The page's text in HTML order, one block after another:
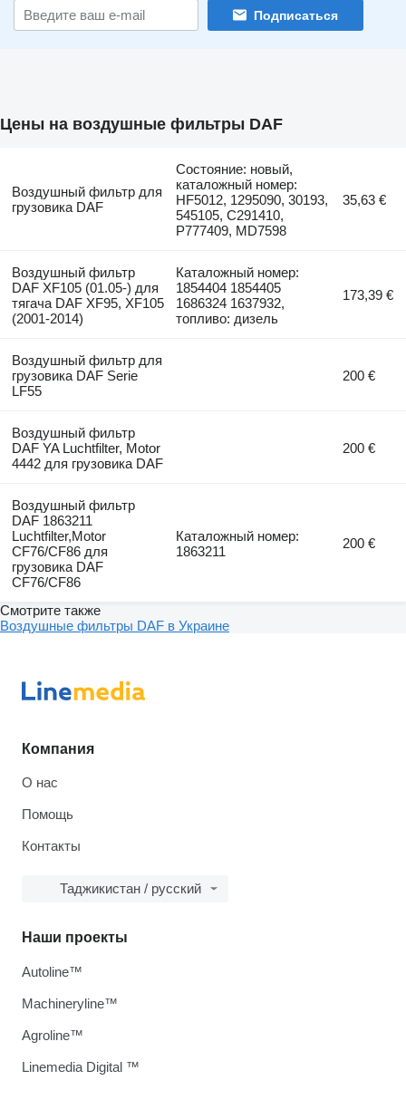
Подписаться
Цены на воздушные фильтры DAF
Воздушный фильтр для
грузовика DAF
Состояние: новый,
каталожный номер:
HF5012, 1295090, 30193,
545105, C291410,
P777409, MD7598
35,63 €
Воздушный фильтр
DAF XF105 (01.05-) для
тягача DAF XF95, XF105
(2001-2014)
Каталожный номер:
1854404 1854405
1686324 1637932,
топливо: дизель
173,39 €
Воздушный фильтр для
грузовика DAF Serie
LF55
200 €
Воздушный фильтр
DAF YA Luchtfilter, Motor
4442 для грузовика DAF
200 €
Воздушный фильтр
DAF 1863211
Luchtfilter,Motor
CF76/CF86 для
грузовика DAF
CF76/CF86
Каталожный номер:
1863211
200 €
Смотрите также
Воздушные фильтры DAF в Украине
Компания
О нас
Помощь
Контакты
Таджикистан / русский
Наши проекты
Autoline™
Machineryline™
Agroline™
Linemedia Digital ™